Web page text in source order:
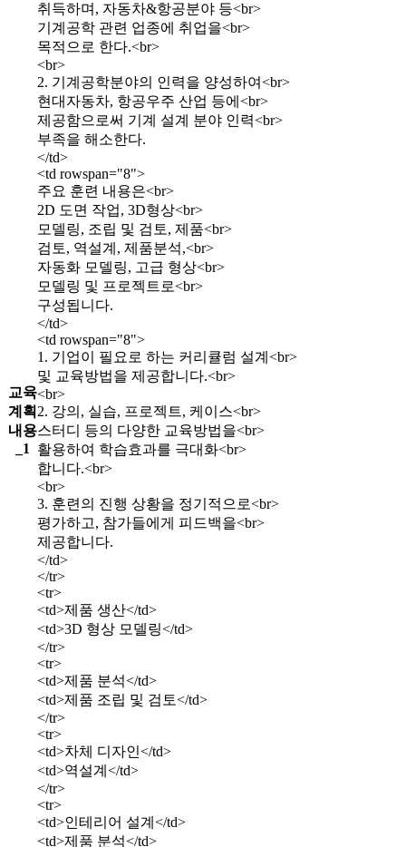
교육
계획
내용
_1
취득하며, 자동차&항공분야 등<br>
기계공학 관련 업종에 취업을<br>
목적으로 한다.<br>
<br>
2. 기계공학분야의 인력을 양성하여<br>
현대자동차, 항공우주 산업 등에<br>
제공함으로써 기계 설계 분야 인력<br>
부족을 해소한다.
</td>
<td rowspan="8">
주요 훈련 내용은<br>
2D 도면 작업, 3D형상<br>
모델링, 조립 및 검토, 제품<br>
검토, 역설계, 제품분석,<br>
자동화 모델링, 고급 형상<br>
모델링 및 프로젝트로<br>
구성됩니다.
</td>
<td rowspan="8">
1. 기업이 필요로 하는 커리큘럼 설계<br>
및 교육방법을 제공합니다.<br>
<br>
2. 강의, 실습, 프로젝트, 케이스<br>
스터디 등의 다양한 교육방법을<br>
활용하여 학습효과를 극대화<br>
합니다.<br>
<br>
3. 훈련의 진행 상황을 정기적으로<br>
평가하고, 참가들에게 피드백을<br>
제공합니다.
</td>
</tr>
<tr>
<td>제품 생산</td>
<td>3D 형상 모델링</td>
</tr>
<tr>
<td>제품 분석</td>
<td>제품 조립 및 검토</td>
</tr>
<tr>
<td>차체 디자인</td>
<td>역설계</td>
</tr>
<tr>
<td>인테리어 설계</td>
<td>제품 분석</td>